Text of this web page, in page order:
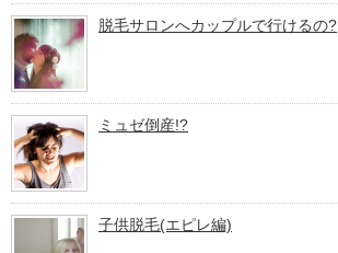
脱毛サロンへカップルで行けるの?
ミュゼ倒産!?
子供脱毛(エピレ編)